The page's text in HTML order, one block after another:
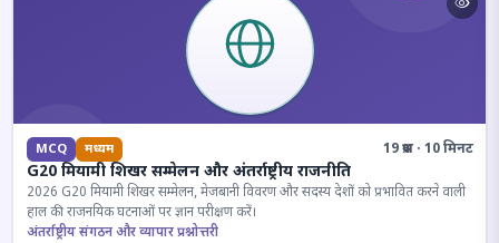
MCQ मध्यम 19 प्रश्न · 10 मिनट
G20 मियामी शिखर सम्मेलन और अंतर्राष्ट्रीय राजनीति
2026 G20 मियामी शिखर सम्मेलन, मेजबानी विवरण और सदस्य देशों को प्रभावित करने वाली
हाल की राजनयिक घटनाओं पर ज्ञान परीक्षण करें।
अंतर्राष्ट्रीय संगठन और व्यापार प्रश्नोत्तरी